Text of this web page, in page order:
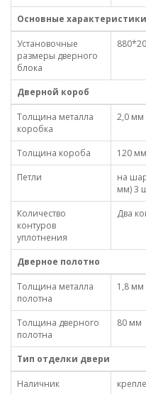
Основные характеристики
Установочные
размеры дверного
блока
Дверной короб
Толщина металла
коробка
2,0 мм
Толщина короба
120 мм
Петли
на
мм) 3
Количество
контуров
уплотнения
Два
Дверное полотно
Толщина металла
полотна
1,8 мм
Толщина дверного
полотна
80 мм
Тип отделки двери
Наличник